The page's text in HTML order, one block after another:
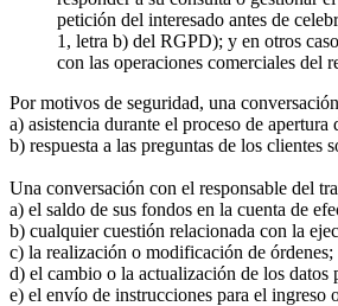
petición del interesado antes de
1, letra b) del RGPD); y en otros
con las operaciones comerciales del
Por motivos de seguridad, una
a) asistencia durante el proceso de
b) respuesta a las preguntas de los
Una conversación con el responsable del
a) el saldo de sus fondos en la cuenta de
b) cualquier cuestión relacionada con la
c) la realización o modificación de órdenes;
d) el cambio o la actualización de los datos
e) el envío de instrucciones para el ingreso